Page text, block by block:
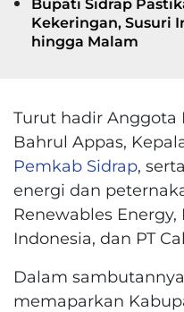
Bupati Sidrap
Kekeringan, Susuri
hingga Malam
Turut hadir Anggota
Bahrul Appas,
Pemkab Sidrap,
energi dan
Renewables Energy,
Indonesia, dan PT
Dalam
memaparkan